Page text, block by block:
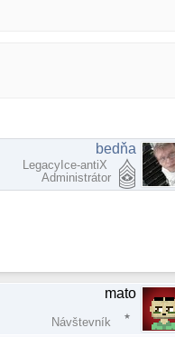
bedňa
LegacyIce-antiX
Administrátor
mato
Návštevník